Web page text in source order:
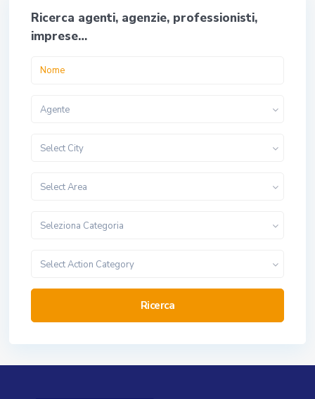
Ricerca agenti, agenzie, professionisti,
imprese…
Agente
Select City
Select Area
Seleziona Categoria
Select Action Category
Ricerca